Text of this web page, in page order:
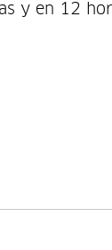
y en 12